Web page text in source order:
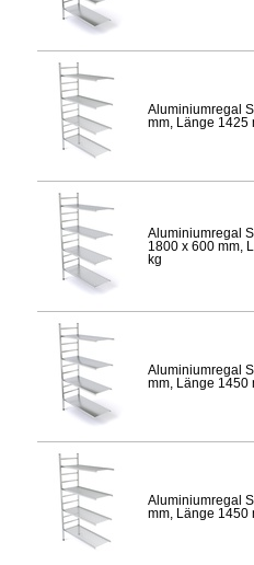
Aluminiumregal
mm, Länge 1425
Aluminiumregal
1800 x 600 mm,
kg
Aluminiumregal
mm, Länge 1450
Aluminiumregal
mm, Länge 1450